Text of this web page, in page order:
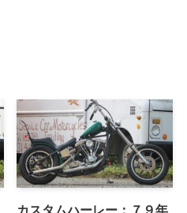
カスタムハーレー：７９年
ショベル：リジットナロー
グライド：カスタマイズド
埼玉県H様
2026年7月26日